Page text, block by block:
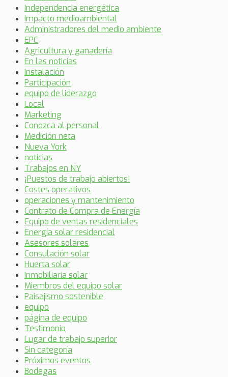
Independencia energética
Impacto medioambiental
Administradores del medio ambiente
EPC
Agricultura y ganadería
En las noticias
Instalación
Participación
equipo de liderazgo
Local
Marketing
Conozca al personal
Medición neta
Nueva York
noticias
Trabajos en NY
¡Puestos de trabajo abiertos!
Costes operativos
operaciones y mantenimiento
Contrato de Compra de Energía
Equipo de ventas residenciales
Energía solar residencial
Asesores solares
Consulación solar
Huerta solar
Inmobiliaria solar
Miembros del equipo solar
Paisajismo sostenible
equipo
página de equipo
Testimonio
Lugar de trabajo superior
Sin categoría
Próximos eventos
Bodegas